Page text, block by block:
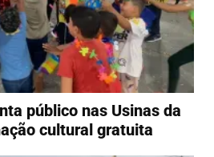
público nas Usinas da
cultural gratuita